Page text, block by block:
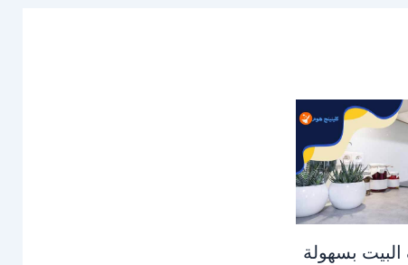
بسهولة